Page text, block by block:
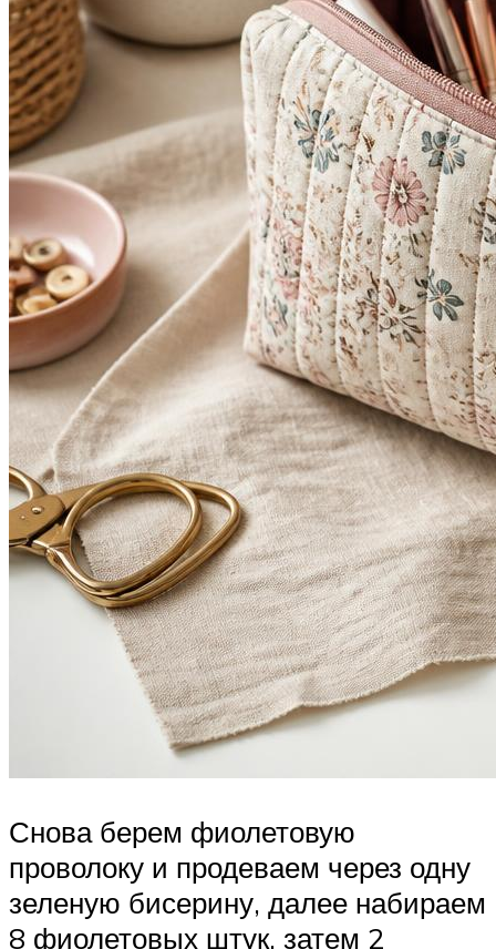
Снова берем фиолетовую
проволоку и продеваем через одну
зеленую бисерину, далее набираем
8 фиолетовых штук, затем 2